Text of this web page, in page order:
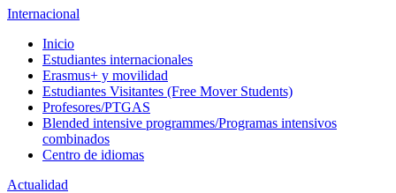
Internacional
Inicio
Estudiantes internacionales
Erasmus+ y movilidad
Estudiantes Visitantes (Free Mover Students)
Profesores/PTGAS
Blended intensive programmes/Programas intensivos
combinados
Centro de idiomas
Actualidad